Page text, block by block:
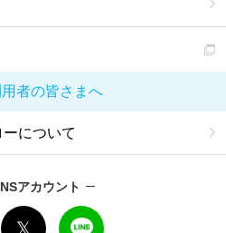
者の皆さまへ
について
アカウント